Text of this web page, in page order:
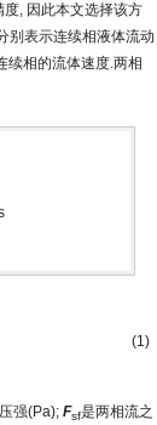
, 因此本文选择该方
别表示连续相液体流动
续相的流体速度.两相
(1)
强(Pa); Fsf是两相流之